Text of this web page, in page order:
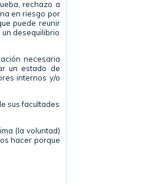
rechazo a
en riesgo por
puede reunir
desequilibrio
necesaria
un estado de
internos y/o
sus facultades
(la voluntad)
hacer porque